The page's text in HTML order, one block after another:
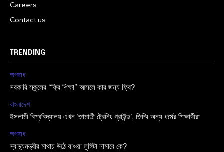
Careers
Contact us
TRENDING
অপরাধ
সরকারি স্কুলের “ফ্রি শিক্ষা” আসলে কার জন্য ফ্রি?
বাংলাদেশ
ইসলামী বিশ্ববিদ্যালয় এখন ‘জামাতী ট্রেনিং গ্রাউন্ড’, জিম্মি অন্য ধর্মের শিক্ষার্থীরা
অপরাধ
স্বাস্থ্যমন্ত্রীর মাথায় উঠে যাওয়া লুঙ্গিটা নামাবে কে?